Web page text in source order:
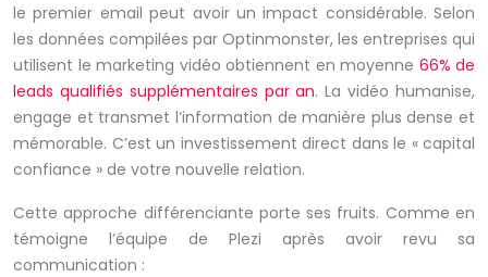
le premier email peut avoir un impact considérable. Selon
les données compilées par Optinmonster, les entreprises qui
utilisent le marketing vidéo obtiennent en moyenne 66% de
leads qualifiés supplémentaires par an. La vidéo humanise,
engage et transmet l’information de manière plus dense et
mémorable. C’est un investissement direct dans le « capital
confiance » de votre nouvelle relation.
Cette approche différenciante porte ses fruits. Comme en
témoigne l’équipe de Plezi après avoir revu sa
communication :